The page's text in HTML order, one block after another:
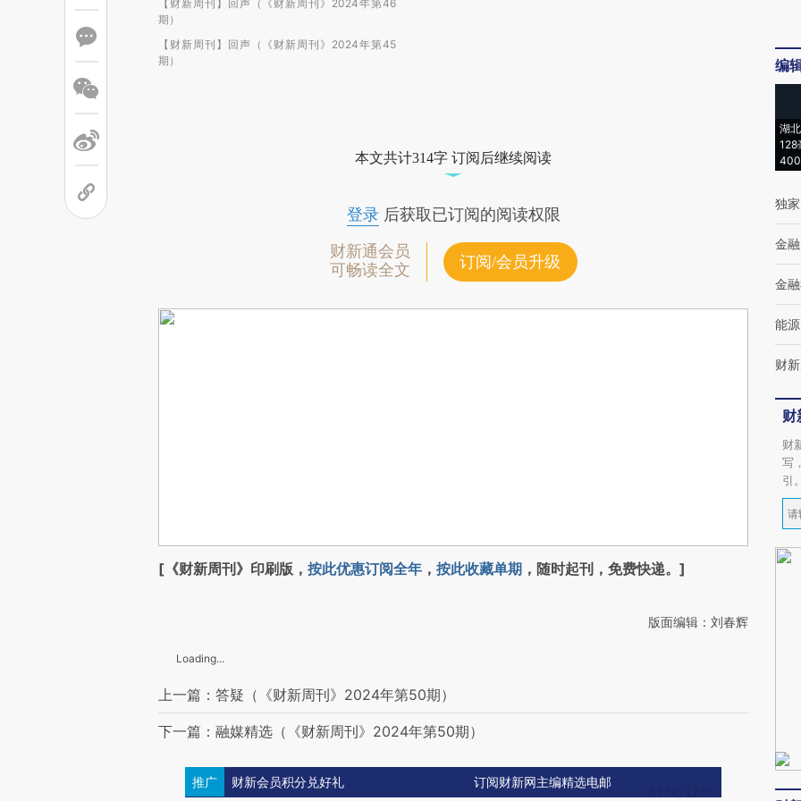
【财新周刊】回声（《财新周刊》2024年第46
期）
【财新周刊】回声（《财新周刊》2024年第45
期）
本文共计314字 订阅后继续阅读
登录后获取已订阅的阅读权限
财新通会员
可畅读全文
订阅/会员升级
[《财新周刊》印刷版， 按此优惠订阅全年 ， 按此收藏单期 ，随时起刊，免费快递。]
版面编辑：刘春辉
Loading...
上一篇：答疑（《财新周刊》2024年第50期）
下一篇：融媒精选（《财新周刊》2024年第50期）
推广 财新会员积分兑好礼 订阅财新网主编精选电邮
编
湖
128
独家
金融
金
能源
财
财
财
写
引